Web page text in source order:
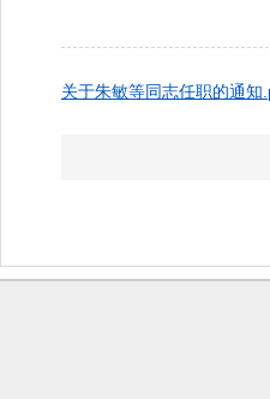
关于朱敏等同志任职的通知